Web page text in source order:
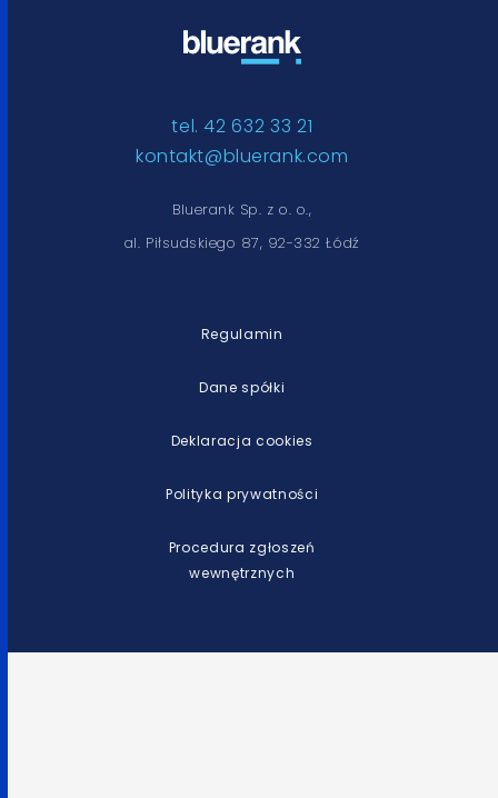
tel. 42 632 33 21
kontakt@bluerank.com
Bluerank Sp. z o. o.,
al. Piłsudskiego 87, 92-332 Łódź
Regulamin
Dane spółki
Deklaracja cookies
Polityka prywatności
Procedura zgłoszeń
wewnętrznych